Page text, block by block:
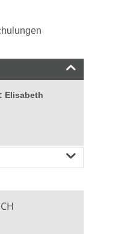
Elisabeth